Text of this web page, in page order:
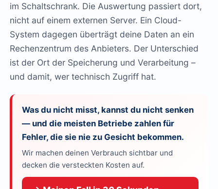
im Schaltschrank. Die Auswertung passiert dort,
nicht auf einem externen Server. Ein Cloud-
System dagegen überträgt deine Daten an ein
Rechenzentrum des Anbieters. Der Unterschied
ist der Ort der Speicherung und Verarbeitung –
und damit, wer technisch Zugriff hat.
Was du nicht misst, kannst du nicht senken
— und die meisten Betriebe zahlen für
Fehler, die sie nie zu Gesicht bekommen.
Wir machen deinen Verbrauch sichtbar und
decken die versteckten Kosten auf.